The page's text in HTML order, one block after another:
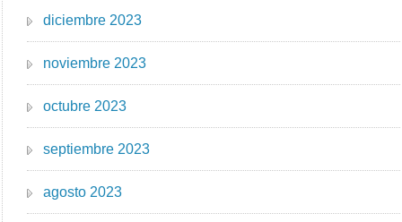
diciembre 2023
noviembre 2023
octubre 2023
septiembre 2023
agosto 2023